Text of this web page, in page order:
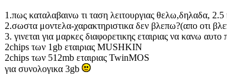
1.πως καταλαβαινω τι ταση λειτουργιας θελω,δηλαδα, 2.5
2.σωστα μοντελα-χαρακτηριστικα δεν βλεπω?(απο οτι
3. γινεται για μαρκες διαφορετικης εταιριας να κανω
2chips των 1gb εταιριας MUSHKIN
2chips των 512mb εταιριας TwinMOS
για συνολογικα 3gb